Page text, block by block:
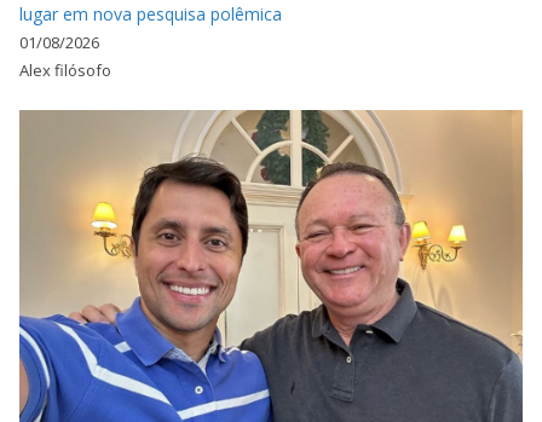
lugar em nova pesquisa polêmica
01/08/2026
Alex filósofo